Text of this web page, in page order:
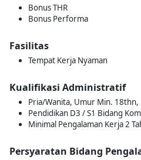
Bonus THR
Bonus Performa
Fasilitas
Tempat Kerja Nyaman
Kualifikasi Administratif
Pria/Wanita, Umur Min.
Pendidikan D3 / S1 Bidang
Minimal Pengalaman Kerja 2
Persyaratan Bidang